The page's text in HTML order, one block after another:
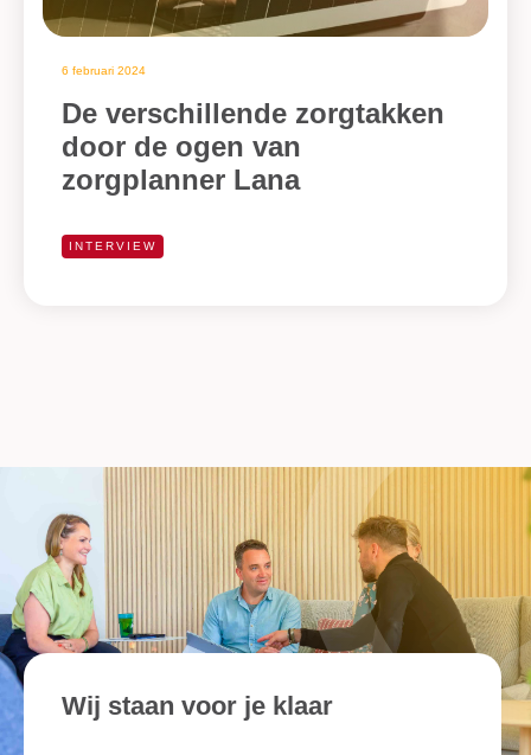
6 februari 2024
De verschillende zorgtakken
door de ogen van
zorgplanner Lana
INTERVIEW
Wij staan voor je klaar